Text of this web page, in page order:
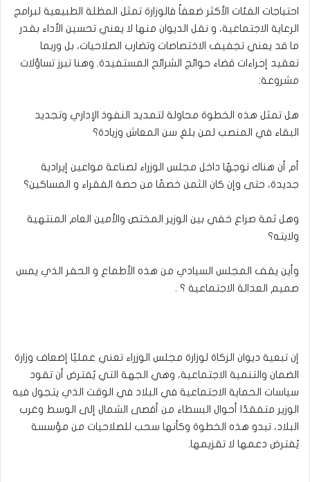
احتياجات الفئات الأكثر ضعفاً فالوزارة تمثل المظلة الطبيعية لبرامج
الرعاية الاجتماعية، و نقل الديوان منها لا يعني تحسين الأداء بقدر
ما قد يعني تجفيف الاختصاصات وتضارب الصلاحيات، بل وربما
تعقيد إجراءات قضاء حوائج الشرائح المستفيدة. وهنا تبرز تساؤلات
مشروعة:
هل تمثل هذه الخطوة محاولة لتمديد النفوذ الإداري وتجديد
البقاء في المنصب لمن بلغ سن المعاش وزيادة؟
أم أن هناك توجهًا داخل مجلس الوزراء لصناعة مواعين إيرادية
جديدة، حتى وإن كان الثمن خصمًا من حصة الفقراء و المساكين؟
وهل ثمة صراع خفي بين الوزير المختص والأمين العام المنتهية
ولايته؟
وأين يقف المجلس السيادي من هذه الأطماع و الحفر الذي يمس
صميم العدالة الاجتماعية ؟ .
إن تبعية ديوان الزكاة لوزارة مجلس الوزراء تعني عمليًا إضعاف وزارة
الضمان والتنمية الاجتماعية، وهي الجهة التي يُفترض أن تقود
سياسات الحماية الاجتماعية في البلاد في الوقت الذي يتجول فيه
الوزير متفقدًا أحوال البسطاء من أقصى الشمال إلى الوسط وغرب
البلاد، تبدو هذه الخطوة وكأنها سحب للصلاحيات من مؤسسة
يُفترض دعمها لا تقزيمها.